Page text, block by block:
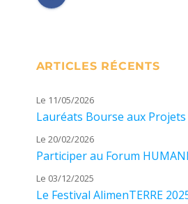
ARTICLES RÉCENTS
Le 11/05/2026
Lauréats Bourse aux Projets
Le 20/02/2026
Participer au Forum
Le 03/12/2025
Le Festival AlimenTERRE